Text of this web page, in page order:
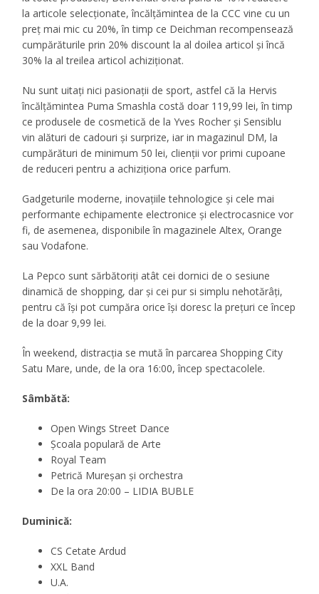
la articole selecționate, încălțămintea de la CCC vine cu un
preț mai mic cu 20%, în timp ce Deichman recompensează
cumpărăturile prin 20% discount la al doilea articol și încă
30% la al treilea articol achiziționat.
Nu sunt uitați nici pasionații de sport, astfel că la Hervis
încălțămintea Puma Smashla costă doar 119,99 lei, în timp
ce produsele de cosmetică de la Yves Rocher și Sensiblu
vin alături de cadouri și surprize, iar in magazinul DM, la
cumpărături de minimum 50 lei, clienții vor primi cupoane
de reduceri pentru a achiziționa orice parfum.
Gadgeturile moderne, inovațiile tehnologice și cele mai
performante echipamente electronice și electrocasnice vor
fi, de asemenea, disponibile în magazinele Altex, Orange
sau Vodafone.
La Pepco sunt sărbătoriți atât cei dornici de o sesiune
dinamică de shopping, dar și cei pur si simplu nehotărâți,
pentru că își pot cumpăra orice își doresc la prețuri ce încep
de la doar 9,99 lei.
În weekend, distracția se mută în parcarea Shopping City
Satu Mare, unde, de la ora 16:00, încep spectacolele.
Sâmbătă:
Open Wings Street Dance
Școala populară de Arte
Royal Team
Petrică Mureșan și orchestra
De la ora 20:00 – LIDIA BUBLE
Duminică:
CS Cetate Ardud
XXL Band
U.A.